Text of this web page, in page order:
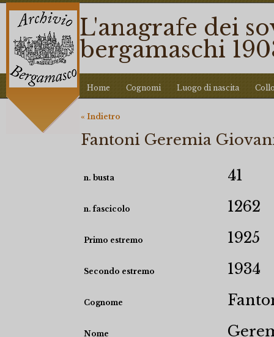
L'anagrafe dei
bergamaschi
Home Cognomi Luogo di nascita
« Indietro
Fantoni Geremia
n. busta 41
n. fascicolo 1262
Primo estremo 1925
Secondo estremo 1934
Cognome
Nome